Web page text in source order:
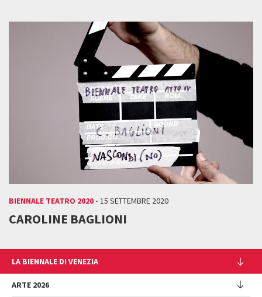
BIENNALE TEATRO 2020 - 15 SETTEMBRE 2020
CAROLINE BAGLIONI
LA BIENNALE DI VENEZIA
L'Istituzione
ARTE 2026